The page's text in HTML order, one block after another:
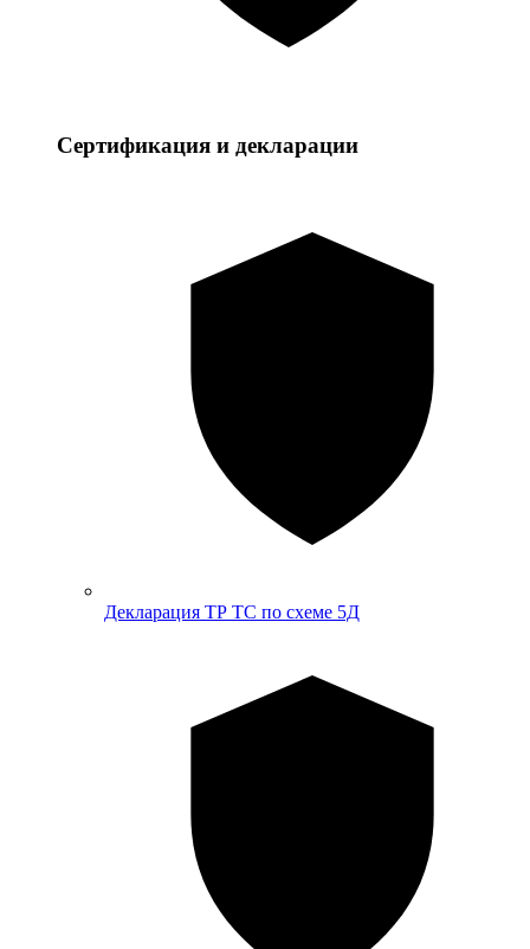
Сертификация и декларации
Декларация ТР ТС по схеме 5Д